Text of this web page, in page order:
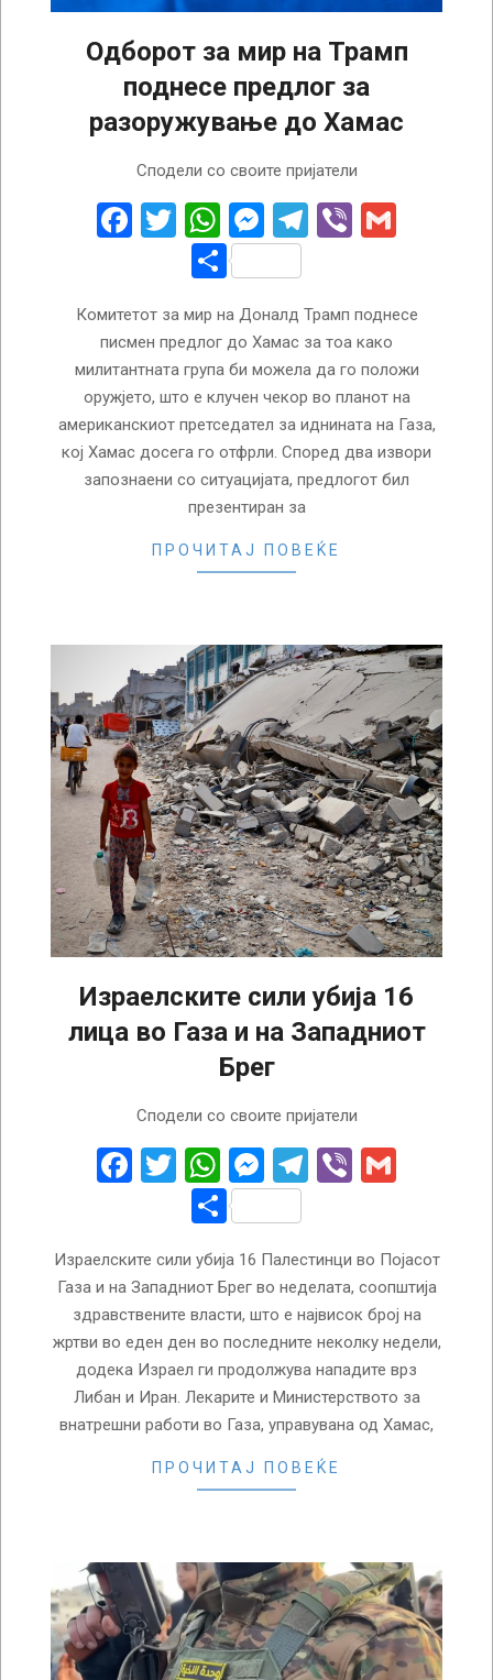
Одборот за мир на Трамп
поднесе предлог за
разоружување до Хамас
Сподели со своите пријатели
Facebook
TwitterWhatsApp
Messenger
Telegram
Viber
Share
Комитетот за мир на Доналд Трамп поднесе
писмен предлог до Хамас за тоа како
милитантната група би можела да го положи
оружјето, што е клучен чекор во планот на
американскиот претседател за иднината на Газа,
кој Хамас досега го отфрли. Според два извори
запознаени со ситуацијата, предлогот бил
презентиран за
ПРОЧИТАЈ ПОВЕЌЕ
Израелските сили убија 16
лица во Газа и на Западниот
Брег
Сподели со своите пријатели
Facebook
Twitter
WhatsApp
Messenger
Telegram
Viber
Share
Израелските сили убија 16 Палестинци во Појасот
Газа и на Западниот Брег во неделата, соопштија
здравствените власти, што е највисок број на
жртви во еден ден во последните неколку недели,
додека Израел ги продолжува нападите врз
Либан и Иран. Лекарите и Министерството за
внатрешни работи во Газа, управувана од Хамас,
ПРОЧИТАЈ ПОВЕЌЕ